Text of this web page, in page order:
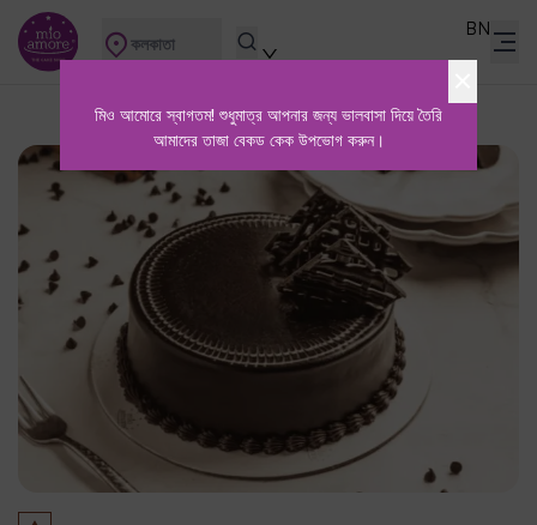
মিও আমোরে স্বাগতম! শুধুমাত্র আপনার জন্য ভালবাসা দিয়ে তৈরি
আমাদের তাজা বেকড কেক উপভোগ করুন।
কলকাতা
BN